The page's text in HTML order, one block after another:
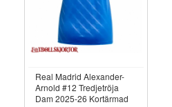
Real Madrid Alexander-
Arnold #12 Tredjetröja
Dam 2025-26 Kortärmad